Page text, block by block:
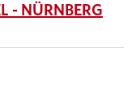
- NÜRNBERG